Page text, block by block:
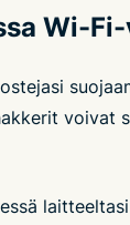
Wi-
voivat